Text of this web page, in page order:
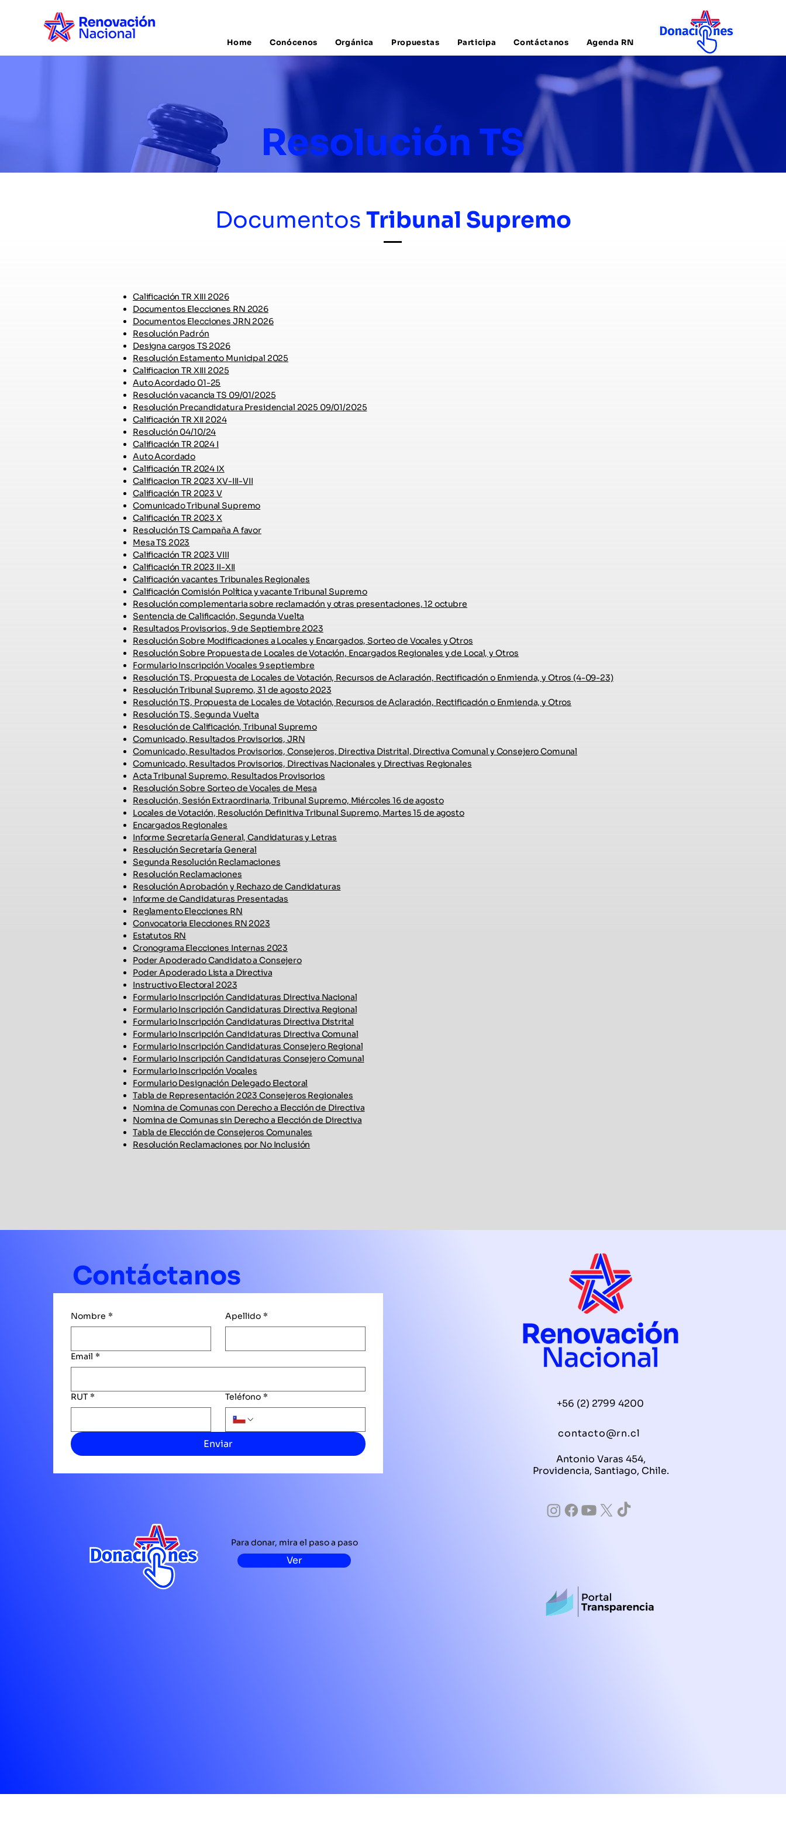
Home Conócenos Orgánica Propuestas Participa Contáctanos Agenda RN
Resolución TS
Documentos Tribunal Supremo
Calificación TR XIII 2026
Documentos Elecciones RN 2026
Documentos Elecciones JRN 2026
Resolución Padrón
Designa cargos TS 2026
Resolución Estamento Municipal 2025
Calificacion TR XIII 2025
Auto Acordado 01-25
Resolución vacancia TS 09/01/2025
Resolución Precandidatura Presidencial 2025 09/01/2025
Calificación TR XII 2024
Resolución 04/10/24
Calificación TR 2024 I
Auto Acordado
Calificación TR 2024 IX
Calificacion TR 2023 XV-III-VII
Calificación TR 2023 V
Comunicado Tribunal Supremo
Calificación TR 2023 X
Resolución TS Campaña A favor
Mesa TS 2023
Calificación TR 2023 VIII
Calificación TR 2023 II-XII
Calificación vacantes Tribunales Regionales
Calificación Comisión Política y vacante Tribunal Supremo
Resolución complementaria sobre reclamación y otras presentaciones, 12 octubre
Sentencia de Calificación, Segunda Vuelta
Resultados Provisorios, 9 de Septiembre 2023
Resolución Sobre Modificaciones a Locales y Encargados, Sorteo de Vocales y Otros
Resolución Sobre Propuesta de Locales de Votación, Encargados Regionales y de Local, y Otros
Formulario Inscripción Vocales 9 septiembre
Resolución TS, Propuesta de Locales de Votación, Recursos de Aclaración, Rectificación o Enmienda, y Otros (4-09-23)
Resolución Tribunal Supremo, 31 de agosto 2023
Resolución TS, Propuesta de Locales de Votación, Recursos de Aclaración, Rectificación o Enmienda, y Otros
Resolución TS, Segunda Vuelta
Resolución de Calificación, Tribunal Supremo
Comunicado, Resultados Provisorios, JRN
Comunicado, Resultados Provisorios, Consejeros, Directiva Distrital, Directiva Comunal y Consejero Comunal
Comunicado, Resultados Provisorios, Directivas Nacionales y Directivas Regionales
Acta Tribunal Supremo, Resultados Provisorios
Resolución Sobre Sorteo de Vocales de Mesa
Resolución, Sesión Extraordinaria, Tribunal Supremo, Miércoles 16 de agosto
Locales de Votación, Resolución Definitiva Tribunal Supremo, Martes 15 de agosto
Encargados Regionales
Informe Secretaría General, Candidaturas y Letras
Resolución Secretaría General
Segunda Resolución Reclamaciones
Resolución Reclamaciones
Resolución Aprobación y Rechazo de Candidaturas
Informe de Candidaturas Presentadas
Reglamento Elecciones RN
Convocatoria Elecciones RN 2023
Estatutos RN
Cronograma Elecciones Internas 2023
Poder Apoderado Candidato a Consejero
Poder Apoderado Lista a Directiva
Instructivo Electoral 2023
Formulario Inscripción Candidaturas Directiva Nacional
Formulario Inscripción Candidaturas Directiva Regional
Formulario Inscripción Candidaturas Directiva Distrital
Formulario Inscripción Candidaturas Directiva Comunal
Formulario Inscripción Candidaturas Consejero Regional
Formulario Inscripción Candidaturas Consejero Comunal
Formulario Inscripción Vocales
Formulario Designación Delegado Electoral
Tabla de Representación 2023 Consejeros Regionales
Nomina de Comunas con Derecho a Elección de Directiva
Nomina de Comunas sin Derecho a Elección de Directiva
Tabla de Elección de Consejeros Comunales
Resolución Reclamaciones por No Inclusión
Contáctanos
Nombre * Apellido *
Email *
RUT * Teléfono *
Enviar
Para donar, mira el paso a paso
Ver
+56 (2) 2799 4200
contacto@rn.cl
Antonio Varas 454,
Providencia, Santiago, Chile.